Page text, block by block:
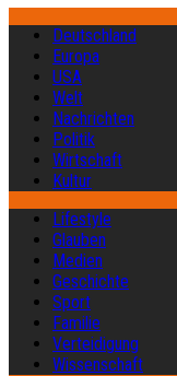
Deutschland
Europa
USA
Welt
Nachrichten
Politik
Wirtschaft
Kultur
Lifestyle
Glauben
Medien
Geschichte
Sport
Familie
Verteidigung
Wissenschaft